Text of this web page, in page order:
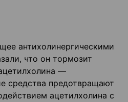
антихолинергическими
что он тормозит
—
средства предотвращают
ацетилхолина с